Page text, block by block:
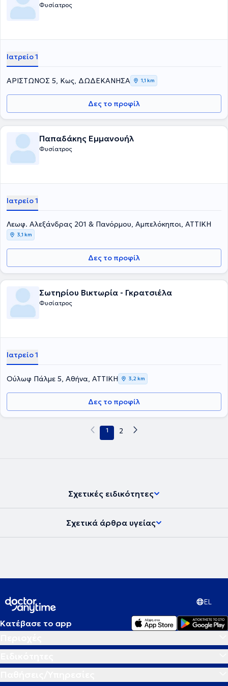
Φυσίατρος
Ιατρείο 1
ΑΡΙΣΤΩΝΟΣ 5, Κως, ΔΩΔΕΚΑΝΗΣΑ 1,1 km
Δες το προφίλ
Παπαδάκης Εμμανουήλ
Φυσίατρος
Ιατρείο 1
Λεωφ. Αλεξάνδρας 201 & Πανόρμου, Αμπελόκηποι, ΑΤΤΙΚΗ
3,1 km
Δες το προφίλ
Σωτηρίου Βικτωρία - Γκρατσιέλα
Φυσίατρος
Ιατρείο 1
Ούλωφ Πάλμε 5, Αθήνα, ΑΤΤΙΚΗ 3,2 km
Δες το προφίλ
1 2
Σχετικές ειδικότητες
Σχετικά άρθρα υγείας
EL
Κατέβασε το app